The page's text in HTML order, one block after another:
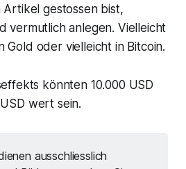
gestossen bist,
vermutlich anlegen. Vielleicht
Gold oder vielleicht in Bitcoin.
könnten 10.000 USD
wert sein.
ausschliesslich